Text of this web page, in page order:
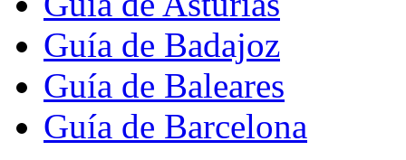
Guía de Badajoz
Guía de Baleares
Guía de Barcelona